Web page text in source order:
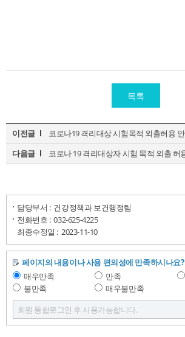
목록
이전글
다음글
담당부서 : 건강정책과 보건행정팀
전화번호 : 032-625-4225
최종수정일 : 2023-11-10
페이지의 내용이나 사용 편의성에 만족하시나요?
매우만족
만족
불만족
매우불만족